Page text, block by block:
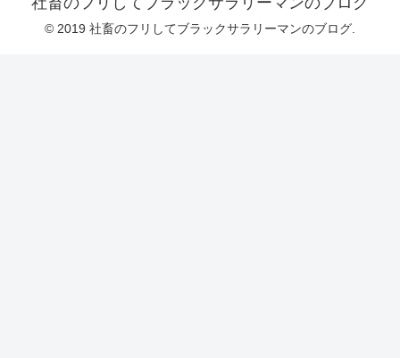
© 2019 社畜のフリしてブラックサラリーマンのブログ.